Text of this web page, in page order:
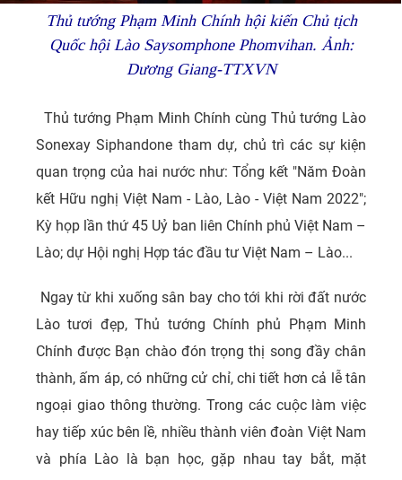
Thủ tướng Phạm Minh Chính hội kiến Chủ tịch
Quốc hội Lào Saysomphone Phomvihan. Ảnh:
Dương Giang-TTXVN
Thủ tướng Phạm Minh Chính cùng Thủ tướng Lào
Sonexay Siphandone tham dự, chủ trì các sự kiện
quan trọng của hai nước như: Tổng kết "Năm Đoàn
kết Hữu nghị Việt Nam - Lào, Lào - Việt Nam 2022";
Kỳ họp lần thứ 45 Uỷ ban liên Chính phủ Việt Nam –
Lào; dự Hội nghị Hợp tác đầu tư Việt Nam – Lào...
Ngay từ khi xuống sân bay cho tới khi rời đất nước
Lào tươi đẹp, Thủ tướng Chính phủ Phạm Minh
Chính được Bạn chào đón trọng thị song đầy chân
thành, ấm áp, có những cử chỉ, chi tiết hơn cả lễ tân
ngoại giao thông thường. Trong các cuộc làm việc
hay tiếp xúc bên lề, nhiều thành viên đoàn Việt Nam
và phía Lào là bạn học, gặp nhau tay bắt, mặt